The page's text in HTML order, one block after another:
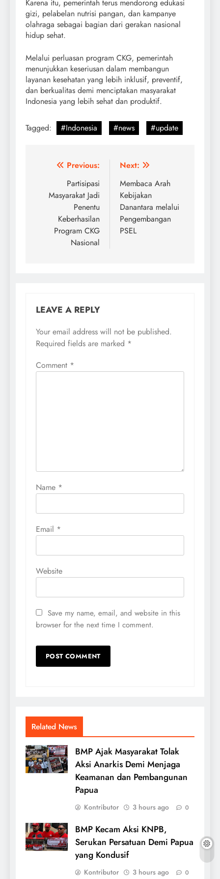
Karena itu, pemerintah terus mendorong edukasi
gizi, pelabelan nutrisi pangan, dan kampanye
olahraga sebagai bagian dari gerakan nasional
hidup sehat.
Melalui perluasan program CKG, pemerintah
menunjukkan keseriusan dalam membangun
layanan kesehatan yang lebih inklusif, preventif,
dan berkualitas demi menciptakan masyarakat
Indonesia yang lebih sehat dan produktif.
Tagged: #Indonesia #news #update
Post
navigation
Previous:
Partisipasi
Masyarakat Jadi
Penentu
Keberhasilan
Program CKG
Nasional
Next:
Membaca Arah
Kebijakan
Danantara melalui
Pengembangan
PSEL
LEAVE A REPLY
Your email address will not be published.
Required fields are marked *
Comment *
Name *
Email *
Website
Save my name, email, and website in this
browser for the next time I comment.
Related News
BMP Ajak Masyarakat Tolak
Aksi Anarkis Demi Menjaga
Keamanan dan Pembangunan
Papua
Kontributor 3 hours ago 0
BMP Kecam Aksi KNPB,
Serukan Persatuan Demi Papua
yang Kondusif
Kontributor 3 hours ago 0